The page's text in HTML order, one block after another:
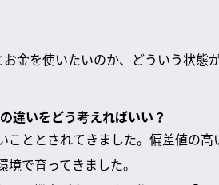
金を使いたいのか、どういう状態
違いをどう考えればいい？
ととされてきました。偏差値の
で育ってきました。